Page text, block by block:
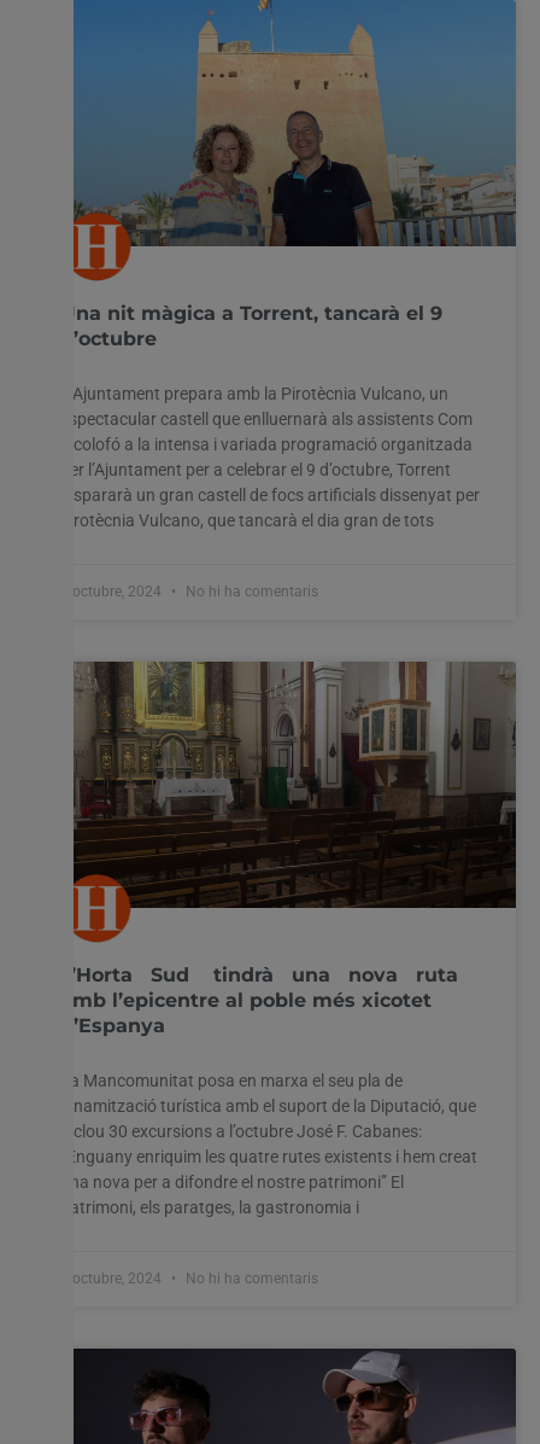
Una nit màgica a Torrent, tancarà el 9
d’octubre
L’Ajuntament prepara amb la Pirotècnia Vulcano, un
espectacular castell que enlluernarà als assistents Com
a colofó a la intensa i variada programació organitzada
per l’Ajuntament per a celebrar el 9 d’octubre, Torrent
dispararà un gran castell de focs artificials dissenyat per
pirotècnia Vulcano, que tancarà el dia gran de tots
7 octubre, 2024 No hi ha comentaris
L’Horta Sud tindrà una nova ruta
amb l’epicentre al poble més xicotet
d’Espanya
La Mancomunitat posa en marxa el seu pla de
dinamització turística amb el suport de la Diputació, que
inclou 30 excursions a l’octubre José F. Cabanes:
“Enguany enriquim les quatre rutes existents i hem creat
una nova per a difondre el nostre patrimoni” El
patrimoni, els paratges, la gastronomia i
7 octubre, 2024 No hi ha comentaris